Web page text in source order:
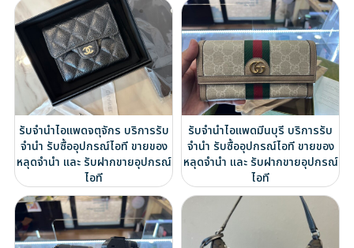
รับจำนำไอแพดจตุจักร บริการรับ
จำนำ รับซื้ออุปกรณ์ไอที ขายของ
หลุดจำนำ และ รับฝากขายอุปกรณ์
ไอที
รับจำนำไอแพดมีนบุรี บริการรับ
จำนำ รับซื้ออุปกรณ์ไอที ขายของ
หลุดจำนำ และ รับฝากขายอุปกรณ์
ไอที